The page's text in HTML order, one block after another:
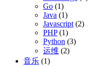
这个问题要比上面的问题严
重，因为环境检测的不严格，
漏洞大多情况就是在这里产生
的 3. 测试环境能过，正式发
布环境不能过 这个问题按理是
不应该出现的，因为部署的测
Go (1)
Java (1)
Javascript (2)
PHP(1)
Python (3)
运维 (2)
音乐 (1)